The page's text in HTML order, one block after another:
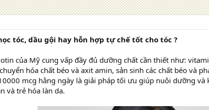
tóc, dầu gội hay hỗn hợp tự chế tốt cho tóc ?
của Mỹ cung vấp đầy đủ dưỡng chất cần thiết như:
hóa chất béo và axit amin, sản sinh các chất béo và
mcg hằng ngày là giải pháp tối ưu giúp nuôi dưỡng và
và trẻ hóa làn da.